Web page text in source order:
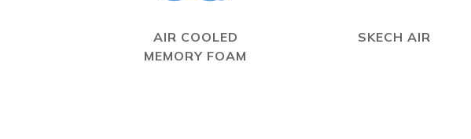
AIR COOLED
MEMORY FOAM
SKECH AIR